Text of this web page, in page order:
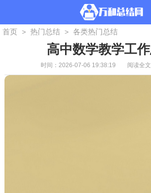
首页 > 热门总结 > 各类热门总结
高中数学教学工
时间：2026-07-06 19:38:19 阅读全文